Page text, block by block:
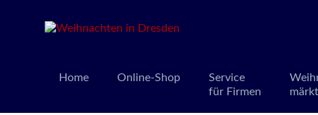
Home Online-Shop
Service
für Firmen